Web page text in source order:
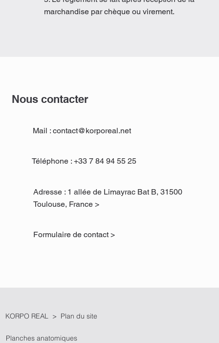
marchandise par chèque ou virement.
Nous contacter
Mail : contact@korporeal.net
Téléphone : +33 7 84 94 55 25​
Adresse : 1 allée de Limayrac Bat B, 31500
Toulouse, France >
Formulaire de contact >
KORPO REAL > Plan du site
Planches anatomiques